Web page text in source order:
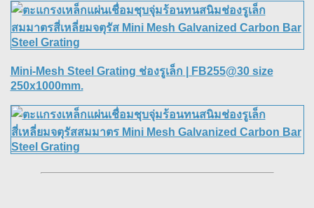
Mini-Mesh Steel Grating ช่องรูเล็ก
| FB255@30 size
250x1000mm.